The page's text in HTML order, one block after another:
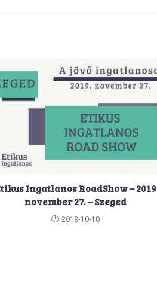
Ingatlanos RoadShow – 2019
november 27. – Szeged
2019-10-10